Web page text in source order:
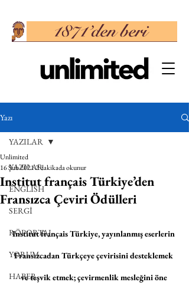
Yazı
YAZILAR
ENGLISH
SERGİ
RÖPORTAJ
YORUM
HABER
YAZILAR
Institut français Türkiye’den
Fransızca Çeviri Ödülleri
Unlimited
16 Şub 20212 dakikada okunur
Institut français Türkiye, yayınlanmış eserlerin
Fransızcadan Türkçeye çevirisini desteklemek
ve teşvik etmek; çevirmenlik mesleğini öne